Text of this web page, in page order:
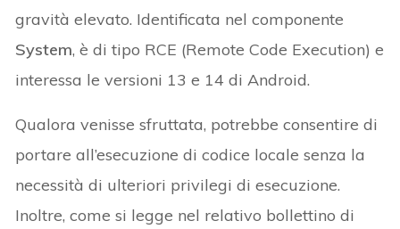
gravità elevato. Identificata nel componente
System, è di tipo RCE (Remote Code Execution) e
interessa le versioni 13 e 14 di Android.
Qualora venisse sfruttata, potrebbe consentire di
portare all’esecuzione di codice locale senza la
necessità di ulteriori privilegi di esecuzione.
Inoltre, come si legge nel relativo bollettino di